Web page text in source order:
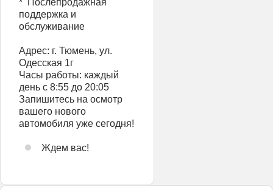
* ️ Послепродажная
поддержка и
обслуживание
Адрес: г. Тюмень, ул.
Одесская 1г
Часы работы: каждый
день с 8:55 до 20:05
Запишитесь на осмотр
вашего нового
автомобиля уже сегодня!
Ждем вас!